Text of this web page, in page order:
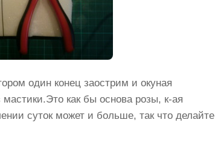
один конец заострим и окуная
как бы основа розы, к-ая
суток может и больше, так что делайте